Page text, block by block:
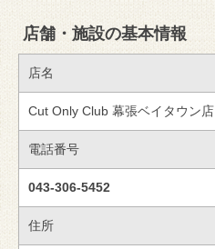
店舗・施設の基本情報
店名
Cut Only Club 幕張ベイタウン店
電話番号
043-306-5452
住所